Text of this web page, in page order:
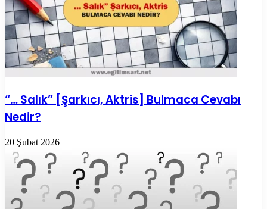
“… Salık” [Şarkıcı, Aktris] Bulmaca Cevabı
Nedir?
20 Şubat 2026